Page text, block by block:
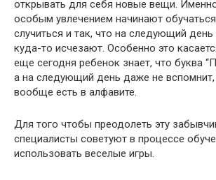
открывать для себя новые вещи.
особым увлечением начинают
случиться и так, что на следующий день
куда-то исчезают. Особенно это
еще сегодня ребенок знает, что буква
а на следующий день даже не вспомнит,
вообще есть в алфавите.
Для того чтобы преодолеть эту
специалисты советуют в процессе
использовать веселые игры.